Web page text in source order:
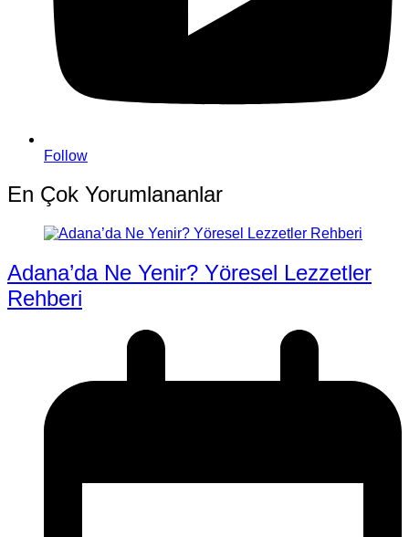
Follow
En Çok Yorumlananlar
Adana’da Ne Yenir? Yöresel Lezzetler
Rehberi